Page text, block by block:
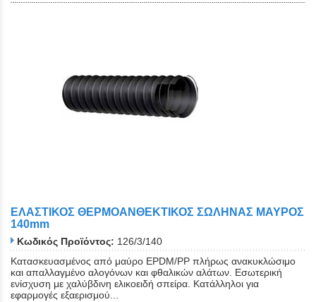
ΕΛΑΣΤΙΚΟΣ ΘΕΡΜΟΑΝΘΕΚΤΙΚΟΣ ΣΩΛΗΝΑΣ ΜΑΥΡΟΣ
140mm
Κωδικός Προϊόντος: 126/3/140
Κατασκευασμένος από μαύρο EPDM/PP πλήρως ανακυκλώσιμο
και απαλλαγμένο αλογόνων και φθαλικών αλάτων. Εσωτερική
ενίσχυση με χαλύβδινη ελικοειδή σπείρα. Κατάλληλοι για
εφαρμογές εξαερισμού...